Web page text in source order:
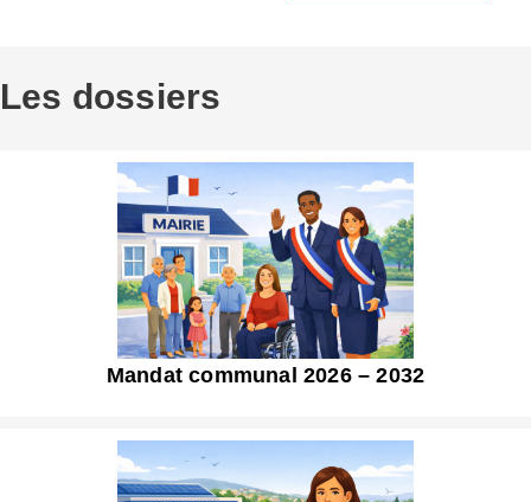
Les dossiers
Mandat communal 2026 – 2032